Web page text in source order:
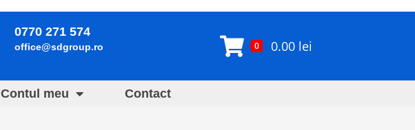
0770 271 574
office@sdgroup.ro 0 0.00 lei
Contul meu Contact